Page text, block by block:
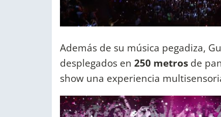
Además de su música pegadiza,
desplegados en 250 metros de
show una experiencia